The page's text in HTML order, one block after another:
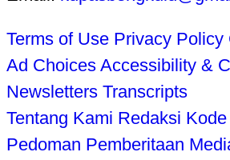
Terms of Use Privacy Policy
Ad Choices Accessibility &
Newsletters Transcripts
Tentang Kami Redaksi
Pedoman Pemberitaan